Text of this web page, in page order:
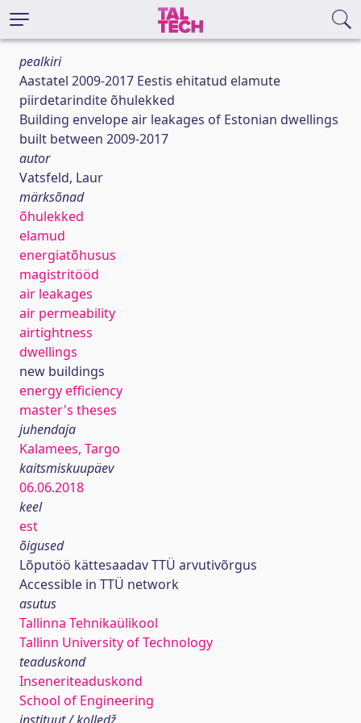
pealkiri
Aastatel 2009-2017 Eestis ehitatud elamute
piirdetarindite õhulekked
Building envelope air leakages of Estonian dwellings
built between 2009-2017
autor
Vatsfeld, Laur
märksõnad
õhulekked
elamud
energiatõhusus
magistritööd
air leakages
air permeability
airtightness
dwellings
new buildings
energy efficiency
master's theses
juhendaja
Kalamees, Targo
kaitsmiskuupäev
06.06.2018
keel
est
õigused
Lõputöö kättesaadav TTÜ arvutivõrgus
Accessible in TTÜ network
asutus
Tallinna Tehnikaülikool
Tallinn University of Technology
teaduskond
Inseneriteaduskond
School of Engineering